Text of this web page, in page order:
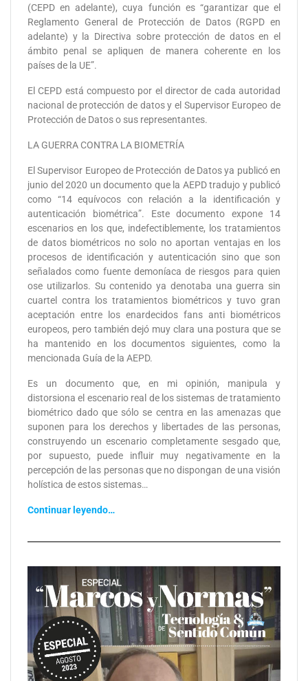
(CEPD en adelante), cuya función es “garantizar que el
Reglamento General de Protección de Datos (RGPD en
adelante) y la Directiva sobre protección de datos en el
ámbito penal se apliquen de manera coherente en los
países de la UE”.
El CEPD está compuesto por el director de cada autoridad
nacional de protección de datos y el Supervisor Europeo de
Protección de Datos o sus representantes.
LA GUERRA CONTRA LA BIOMETRÍA
El Supervisor Europeo de Protección de Datos ya publicó en
junio del 2020 un documento que la AEPD tradujo y publicó
como “14 equívocos con relación a la identificación y
autenticación biométrica”. Este documento expone 14
escenarios en los que, indefectiblemente, los tratamientos
de datos biométricos no solo no aportan ventajas en los
procesos de identificación y autenticación sino que son
señalados como fuente demoníaca de riesgos para quien
ose utilizarlos. Su contenido ya denotaba una guerra sin
cuartel contra los tratamientos biométricos y tuvo gran
aceptación entre los enardecidos fans anti biométricos
europeos, pero también dejó muy clara una postura que se
ha mantenido en los documentos siguientes, como la
mencionada Guía de la AEPD.
Es un documento que, en mi opinión, manipula y
distorsiona el escenario real de los sistemas de tratamiento
biométrico dado que sólo se centra en las amenazas que
suponen para los derechos y libertades de las personas,
construyendo un escenario completamente sesgado que,
por supuesto, puede influir muy negativamente en la
percepción de las personas que no dispongan de una visión
holística de estos sistemas…
Continuar leyendo…